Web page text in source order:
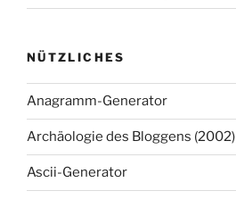
NÜTZLICHES
Anagramm-Generator
Archäologie des Bloggens (2002)
Ascii-Generator